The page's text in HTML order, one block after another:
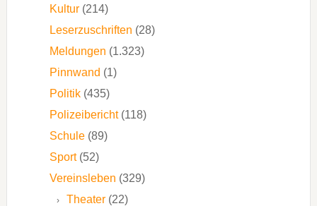
Kultur(214)
Leserzuschriften (28)
Meldungen (1.323)
Pinnwand (1)
Politik(435)
Polizeibericht(118)
Schule(89)
Sport(52)
Vereinsleben (329)
Theater(22)